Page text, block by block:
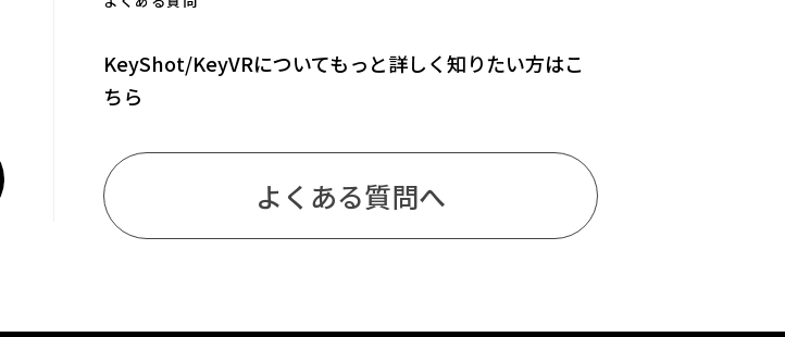
KeyShot/KeyVRについてもっと詳しく知りたい方はこ
ちら
よくある質問へ